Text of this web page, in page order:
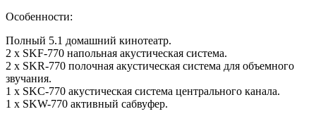
Особенности:
Полный 5.1 домашний кинотеатр.
2 x SKF-770 напольная акустическая система.
2 x SKR-770 полочная акустическая система для объемного
звучания.
1 x SKC-770 акустическая система центрального канала.
1 х SKW-770 активный сабвуфер.